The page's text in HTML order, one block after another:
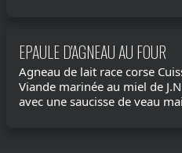
EPAULE D'AGNEAU AU FOUR
Agneau de lait race corse
Viande marinée au miel de
avec une saucisse de veau